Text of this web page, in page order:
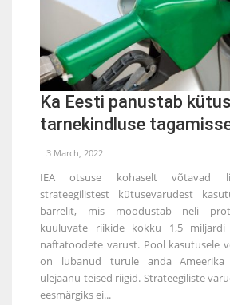
Ka Eesti panustab
tarnekindluse
3 March, 2022
IEA otsuse kohaselt võtavad
strateegilistest kütusevarudest
barrelit, mis moodustab neli
kuuluvate riikide kokku 1,5 miljardi
naftatoodete varust. Pool kasutusele
on lubanud turule anda Ameerika
ülejäänu teised riigid. Strateegiliste
eesmärgiks ei...